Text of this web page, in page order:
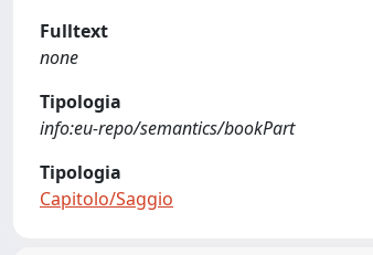
Fulltext
none
Tipologia
info:eu-repo/semantics/bookPart
Tipologia
Capitolo/Saggio